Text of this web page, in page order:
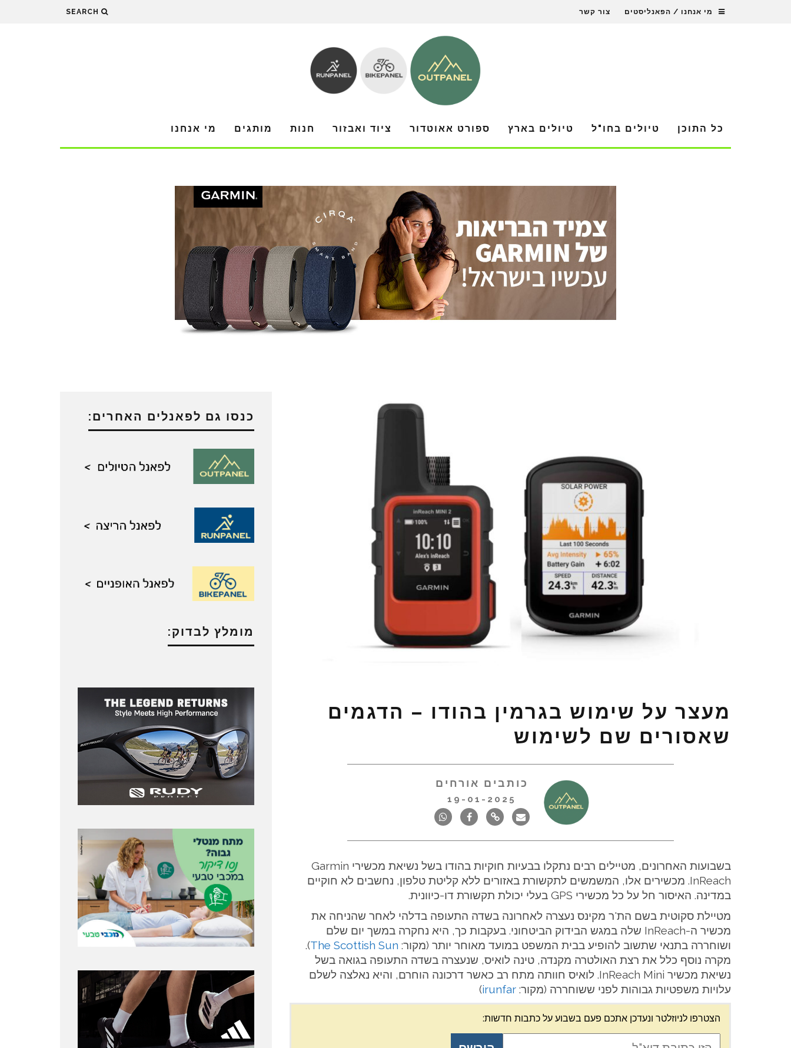
מי אנחנו / הפאנליסטים צור קשר SEARCH
כל התוכן טיולים בחו"ל טיולים בארץ ספורט אאוטדור ציוד ואבזור חנות מותגים מי אנחנו
מעצר על שימוש בגרמין בהודו – הדגמים
שאסורים שם לשימוש
כותבים אורחים
19-01-2025
בשבועות האחרונים, מטיילים רבים נתקלו בבעיות חוקיות בהודו בשל נשיאת מכשירי Garmin
InReach. מכשירים אלו, המשמשים לתקשורת באזורים ללא קליטת טלפון, נחשבים לא חוקיים
במדינה. האיסור חל על כל מכשירי GPS בעלי יכולת תקשורת דו-כיוונית.
מטיילת סקוטית בשם הת'ר מקינס נעצרה לאחרונה בשדה התעופה בדלהי לאחר שהניחה את
מכשיר ה-InReach שלה במגש הבידוק הביטחוני. בעקבות כך, היא נחקרה במשך יום שלם
ושוחררה בתנאי שתשוב להופיע בבית המשפט במועד מאוחר יותר (מקור: The Scottish Sun
).
מקרה נוסף כלל את רצת האולטרה מקנדה, טינה לואיס, שנעצרה בשדה התעופה בגואה בשל
נשיאת מכשיר InReach Mini. לואיס חוותה מתח רב כאשר דרכונה הוחרם, והיא נאלצה לשלם
עלויות משפטיות גבוהות לפני ששוחררה (מקור: irunfar
)
הצטרפו לניוזלטר ונעדכן אתכם פעם בשבוע על כתבות חדשות:
כנסו גם לפאנלים האחרים:
מומלץ לבדוק: